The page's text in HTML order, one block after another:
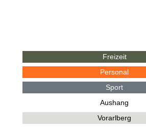
Freizeit
Personal
Sport
Aushang
Vorarlberg